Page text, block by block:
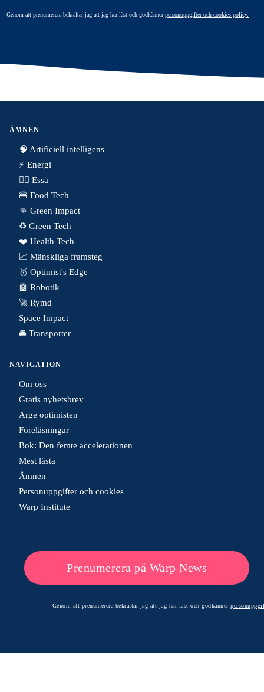
Genom att prenumerera bekräftar jag att jag har läst och godkännerpersonuppgifter och cookies policy.
ÄMNEN
🧠 Artificiell intelligens
⚡️ Energi
✍🏼 Essä
🍔 Food Tech
👊 Green Impact
♻️ Green Tech
❤️ Health Tech
📈 Mänskliga framsteg
🥇 Optimist's Edge
🤖 Robotik
🚀 Rymd
Space Impact
🚘 Transporter
NAVIGATION
Om oss
Gratis nyhetsbrev
Arge optimisten
Föreläsningar
Bok: Den femte accelerationen
Mest lästa
Ämnen
Personuppgifter och cookies
Warp Institute
Prenumerera på Warp News
Genom att prenumerera bekräftar jag att jag har läst och godkänner